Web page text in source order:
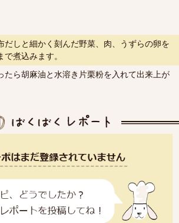
だしと細かく刻んだ野菜、肉、うずらの卵を
で煮込みます。
ら胡麻油と水溶き片栗粉を入れて出来上が